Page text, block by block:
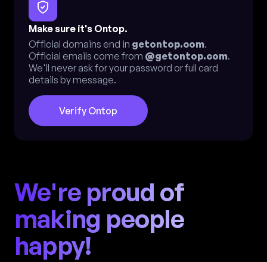
Make sure it's Ontop.
Official domains end in getontop.com.
Official emails come from @getontop.com.
We'll never ask for your password or full card
details by message.
Verify Ontop
We're proud of
making people
happy!